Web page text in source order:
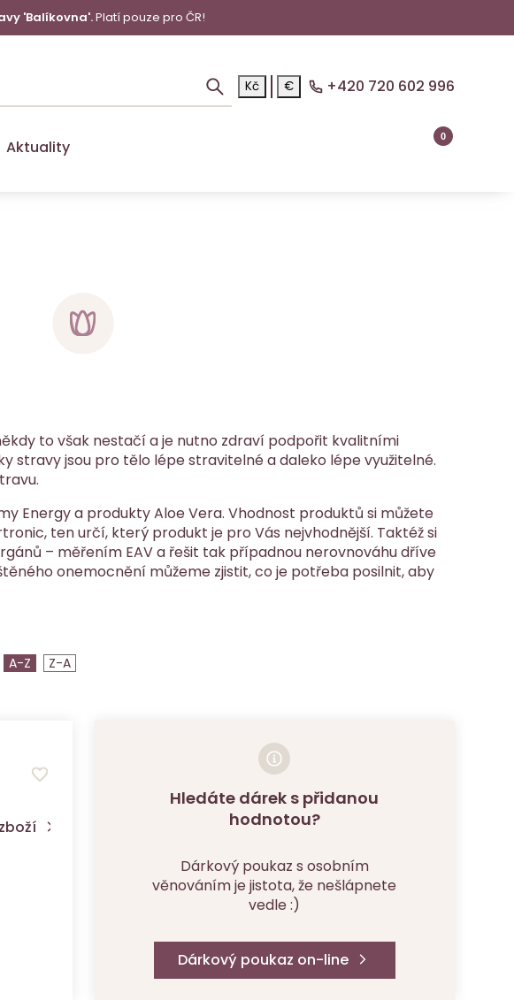
'Balíkovna'.Platí pouze pro ČR!
Kč € +420 720 602 996
Aktuality
0
to však nestačí a je nutno zdraví podpořit kvalitními
stravy jsou pro tělo lépe stravitelné a daleko lépe využitelné.
Energy a produkty Aloe Vera. Vhodnost produktů si můžete
ten určí, který produkt je pro Vás nejvhodnější. Taktéž si
– měřením EAV a řešit tak případnou nerovnováhu dříve
onemocnění můžeme zjistit, co je potřeba posilnit, aby
A-Z Z-A
Hledáte dárek s přidanou
hodnotou?
Dárkový poukaz s osobním
věnováním je jistota, že nešlápnete
vedle :)
Dárkový poukaz on-line